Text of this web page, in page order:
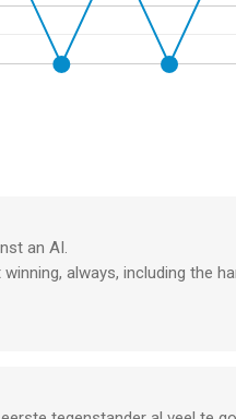
an AI.
always, including the
AI draws a face down card it
is an island with 2